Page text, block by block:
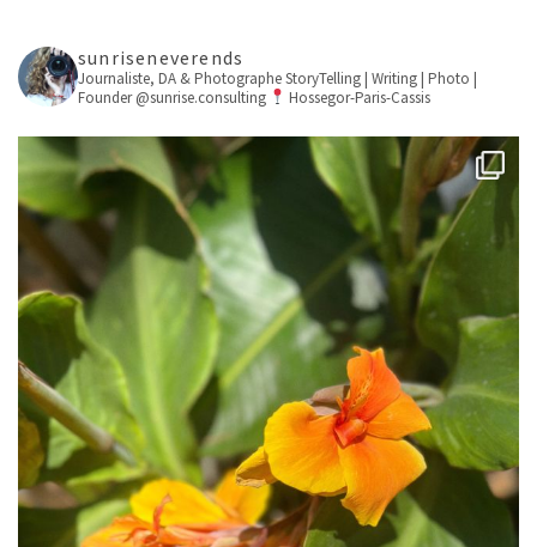
sunriseneverends
Journaliste, DA & PhotographeStoryTelling | Writing | Photo |
Founder @sunrise.consulting
Hossegor-Paris-Cassis